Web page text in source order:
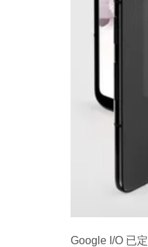
Google I/O 已